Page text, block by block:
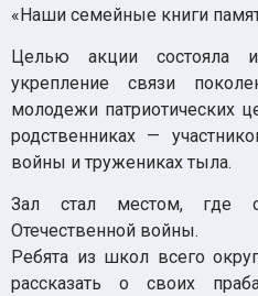
«Наши семейные книги
Целью акции состояла
укрепление связи
молодежи патриотических
родственниках —
войны и тружениках тыла.
Зал стал местом, где
Отечественной войны.
Ребята из школ всего
рассказать о своих